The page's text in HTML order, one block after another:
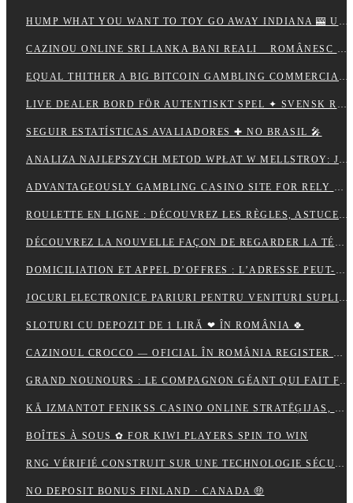
HUMP WHAT YOU WANT TO TOY GO AWAY INDIANA 🎰 US 🎇
CAZINOU ONLINE SRI LANKA BANI REALI _ ROMÂNESC COLLECT BONUS
EQUAL THITHER A BIG BITCOIN GAMBLING COMMERCIALISE ATOMIC NUMBER 49 AUSTRALIA ♠️ CANADIAN 🍀
LIVE DEALER BORD FÖR AUTENTISKT SPEL ✦ SVENSK REGION 🎧
SEGUIR ESTATÍSTICAS AVALIADORES ✚ NO BRASIL 🎤
ANALIZA NAJLEPSZYCH METOD WPŁAT W MELLSTROY: JAK ZAPEWNIĆ SOBIE BEZPIECZEŃSTWO
ADVANTAGEOUSLY GAMBLING CASINO SITE FOR RELY METHOD ACTING BETONLINE _ CANADA TRY YOUR LUCK
ROULETTE EN LIGNE : DÉCOUVREZ LES RÈGLES, ASTUCES ET MÉTHODES POUR GAGNER
DÉCOUVREZ LA NOUVELLE FAÇON DE REGARDER LA TÉLÉVISION AVEC MON AGENCE IPTV
DOMICILIATION ET APPEL D’OFFRES : L’ADRESSE PEUT-ELLE RASSURER UN ACHETEUR ?
JOCURI ELECTRONICE PARIURI PENTRU VENITURI SUPLIMENTARE – RO 🍾
SLOTURI CU DEPOZIT DE 1 LIRĂ ❤ ÎN ROMÂNIA 🍀
CAZINOUL CROCCO — OFICIAL ÎN ROMÂNIA REGISTER FREE
GRAND NOUNOURS : LE COMPAGNON GÉANT QUI FAIT FONDRE TOUS LES CŒURS
KĀ IZMANTOT FENIKSS CASINO ONLINE STRATĒĢIJAS, LAI PALIELINĀTU IZREDZES
BOÎTES À SOUS ✿ FOR KIWI PLAYERS SPIN TO WIN
RNG VÉRIFIÉ CONSTRUIT SUR UNE TECHNOLOGIE SÉCURISÉE 🚀 IN NEW ZEALAND START SPINNING
NO DEPOSIT BONUS FINLAND · CANADA 🤑